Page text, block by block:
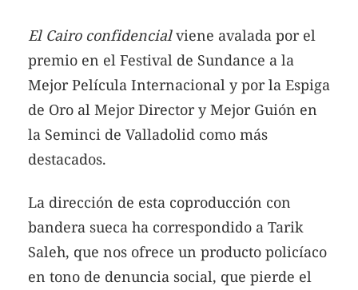
El Cairo confidencialviene avalada por el
premio en el Festival de Sundance a la
Mejor Película Internacional y por la Espiga
de Oro al Mejor Director y Mejor Guión en
la Seminci de Valladolid como más
destacados.
La dirección de esta coproducción con
bandera sueca ha correspondido a Tarik
Saleh, que nos ofrece un producto policíaco
en tono de denuncia social, que pierde el